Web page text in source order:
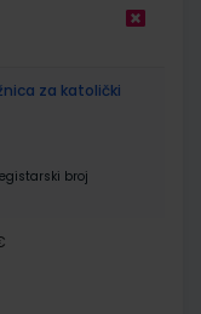
za katolički
broj